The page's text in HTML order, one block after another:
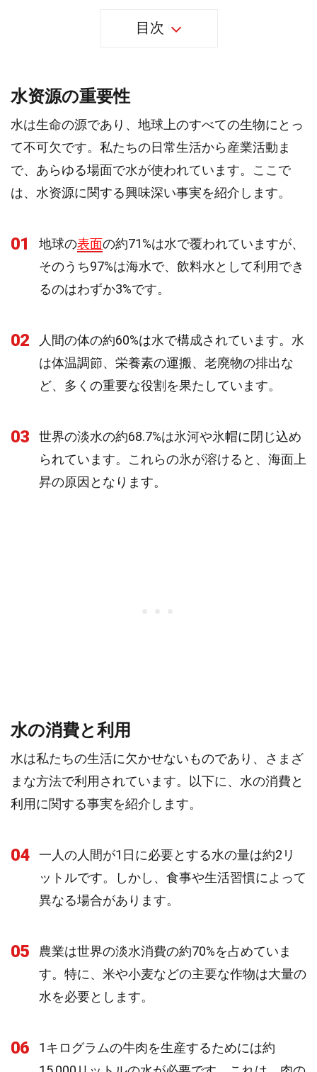
目次
水资源の重要性
水は生命の源であり、地球上のすべての生物にとっ
て不可欠です。私たちの日常生活から産業活動ま
で、あらゆる場面で水が使われています。ここで
は、水资源に関する興味深い事実を紹介します。
01 地球の表面の約71%は水で覆われていますが、
そのうち97%は海水で、飲料水として利用でき
るのはわずか3%です。
02
人間の体の約60%は水で構成されています。水
は体温調節、栄養素の運搬、老廃物の排出な
ど、多くの重要な役割を果たしています。
03
世界の淡水の約68.7%は氷河や氷帽に閉じ込め
られています。これらの氷が溶けると、海面上
昇の原因となります。
水の消費と利用
水は私たちの生活に欠かせないものであり、さまざ
まな方法で利用されています。以下に、水の消費と
利用に関する事実を紹介します。
04
一人の人間が1日に必要とする水の量は約2リ
ットルです。しかし、食事や生活習慣によって
異なる場合があります。
05
農業は世界の淡水消費の約70%を占めていま
す。特に、米や小麦などの主要な作物は大量の
水を必要とします。
06
1キログラムの牛肉を生産するためには約